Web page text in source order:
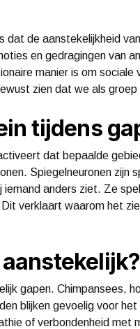
dat de aanstekelijkheid
en gedragingen van
manier is om sociale
zien dat we als groep
tijdens
dat bepaalde
Spiegelneuronen zijn
anders ziet. Ze
verklaart waarom het
gapen. Chimpansees,
blijken gevoelig voor
of verbondenheid met